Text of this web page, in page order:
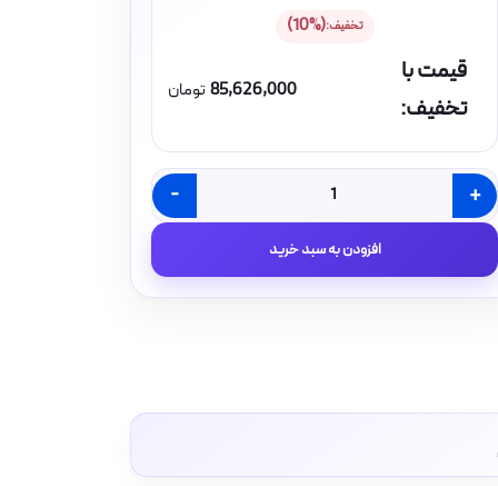
تخفیف:(10%)
قیمت با
تخفیف:
تومان
-
افشان
35*1
البرز
+
افزودن به سبد خرید